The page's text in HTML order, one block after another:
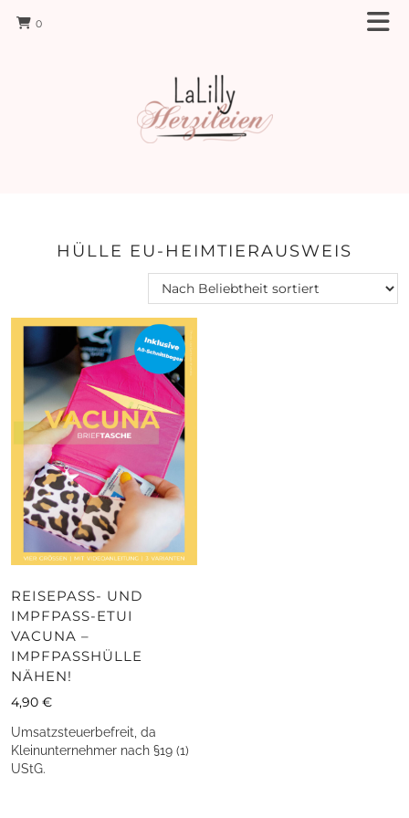
0
HÜLLE EU-HEIMTIERAUSWEIS
REISEPASS- UND
IMPFPASS-ETUI
VACUNA –
IMPFPASSHÜLLE
NÄHEN!
4,90 €
Umsatzsteuerbefreit, da
Kleinunternehmer nach §19 (1)
UStG.